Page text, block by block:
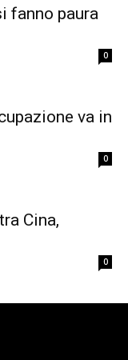
fanno paura
0
va in
0
Cina,
0